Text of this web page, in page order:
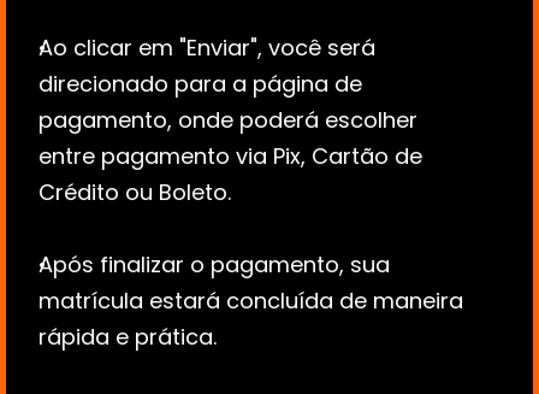
Ao clicar em "Enviar", você será
direcionado para a página de
pagamento, onde poderá escolher
entre pagamento via Pix, Cartão de
Crédito ou Boleto.
Após finalizar o pagamento, sua
matrícula estará concluída de maneira
rápida e prática.